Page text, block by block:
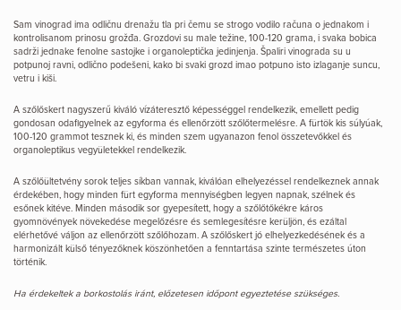
Sam vinograd ima odličnu drenažu tla pri čemu se strogo vodilo računa o jednakom i
kontrolisanom prinosu grožđa. Grozdovi su male težine, 100-120 grama, i svaka bobica
sadrži jednake fenolne sastojke i organoleptička jedinjenja. Špaliri vinograda su u
potpunoj ravni, odlično podešeni, kako bi svaki grozd imao potpuno isto izlaganje suncu,
vetru i kiši.
A szőlőskert nagyszerű kiváló vízáteresztő képességgel rendelkezik, emellett pedig
gondosan odafigyelnek az egyforma és ellenőrzött szőlőtermelésre. A fürtök kis súlyúak,
100-120 grammot tesznek ki, és minden szem ugyanazon fenol összetevőkkel és
organoleptikus vegyületekkel rendelkezik.
A szőlőültetvény sorok teljes síkban vannak, kiválóan elhelyezéssel rendelkeznek annak
érdekében, hogy minden fürt egyforma mennyiségben legyen napnak, szélnek és
esőnek kitéve. Minden második sor gyepesített, hogy a szőlőtőkékre káros
gyomnövények növekedése megelőzésre és semlegesítésre kerüljön, és ezáltal
elérhetővé váljon az ellenőrzött szőlőhozam. A szőlőskert jó elhelyezkedésének és a
harmonizált külső tényezőknek köszönhetően a fenntartása szinte természetes úton
történik.
Ha érdekeltek a borkostolás iránt, előzetesen időpont egyeztetése szükséges.